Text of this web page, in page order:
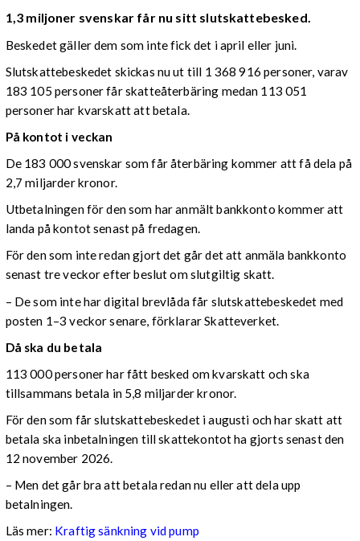
1,3 miljoner svenskar får nu sitt slutskattebesked.
Beskedet gäller dem som inte fick det i april eller juni.
Slutskattebeskedet skickas nu ut till 1 368 916 personer, varav
183 105 personer får skatteåterbäring medan 113 051
personer har kvarskatt att betala.
På kontot i veckan
De 183 000 svenskar som får återbäring kommer att få dela på
2,7 miljarder kronor.
Utbetalningen för den som har anmält bankkonto kommer att
landa på kontot senast på fredagen.
För den som inte redan gjort det går det att anmäla bankkonto
senast tre veckor efter beslut om slutgiltig skatt.
– De som inte har digital brevlåda får slutskattebeskedet med
posten 1–3 veckor senare, förklarar Skatteverket.
Då ska du betala
113 000 personer har fått besked om kvarskatt och ska
tillsammans betala in 5,8 miljarder kronor.
För den som får slutskattebeskedet i augusti och har skatt att
betala ska inbetalningen till skattekontot ha gjorts senast den
12 november 2026.
– Men det går bra att betala redan nu eller att dela upp
betalningen.
Läs mer: Kraftig sänkning vid pump